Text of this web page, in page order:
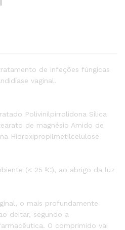
de infeções fúngicas
vaginal.
Polivinilpirrolidona Sílica
de magnésio Amido de
Hidroxipropilmetilcelulose
(< 25 ºC), ao abrigo da luz
o mais profundamente
deitar, segundo a
O comprimido vai